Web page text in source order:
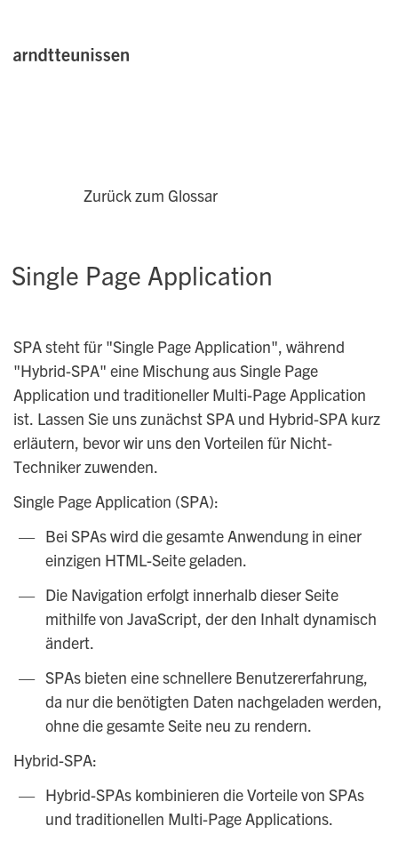
Zurück zum Glossar
Single Page Application
SPA steht für "Single Page Application", während
"Hybrid-SPA" eine Mischung aus Single Page
Application und traditioneller Multi-Page Application
ist. Lassen Sie uns zunächst SPA und Hybrid-SPA kurz
erläutern, bevor wir uns den Vorteilen für Nicht-
Techniker zuwenden.
Single Page Application (SPA):
Bei SPAs wird die gesamte Anwendung in einer
einzigen HTML-Seite geladen.
Die Navigation erfolgt innerhalb dieser Seite
mithilfe von JavaScript, der den Inhalt dynamisch
ändert.
SPAs bieten eine schnellere Benutzererfahrung,
da nur die benötigten Daten nachgeladen werden,
ohne die gesamte Seite neu zu rendern.
Hybrid-SPA:
Hybrid-SPAs kombinieren die Vorteile von SPAs
und traditionellen Multi-Page Applications.